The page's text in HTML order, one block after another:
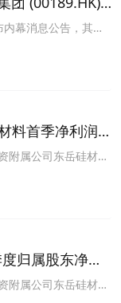
幕消息公告，其非
料首季净利润
附属公司东岳硅材截
451.34%；扣除非
亿元，同比增长
归属股东净利
附属公司东岳硅材